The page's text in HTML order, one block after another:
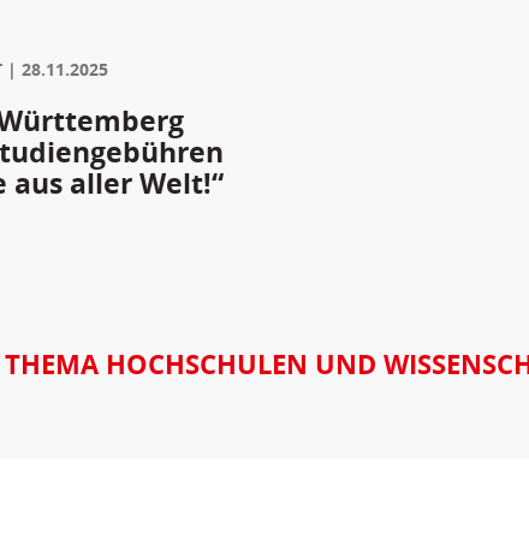
28.11.2025
aller Welt!“
HOCHSCHULEN UND